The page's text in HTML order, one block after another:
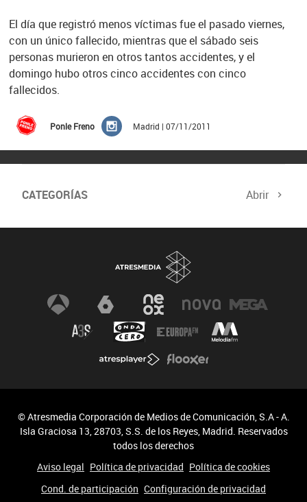
El día que registró menos víctimas fue el pasado viernes,
con un único fallecido, mientras que el sábado seis
personas murieron en otros tantos accidentes, y el
domingo hubo otros cinco accidentes con cinco
fallecidos.
Ponle Freno Madrid | 07/11/2011
CATEGORÍAS Abrir
© Atresmedia Corporación de Medios de Comunicación, S.A - A.
Isla Graciosa 13, 28703, S.S. de los Reyes, Madrid. Reservados
todos los derechos
Aviso legal Política de privacidad Política de cookies
Cond. de participación Configuración de privacidad